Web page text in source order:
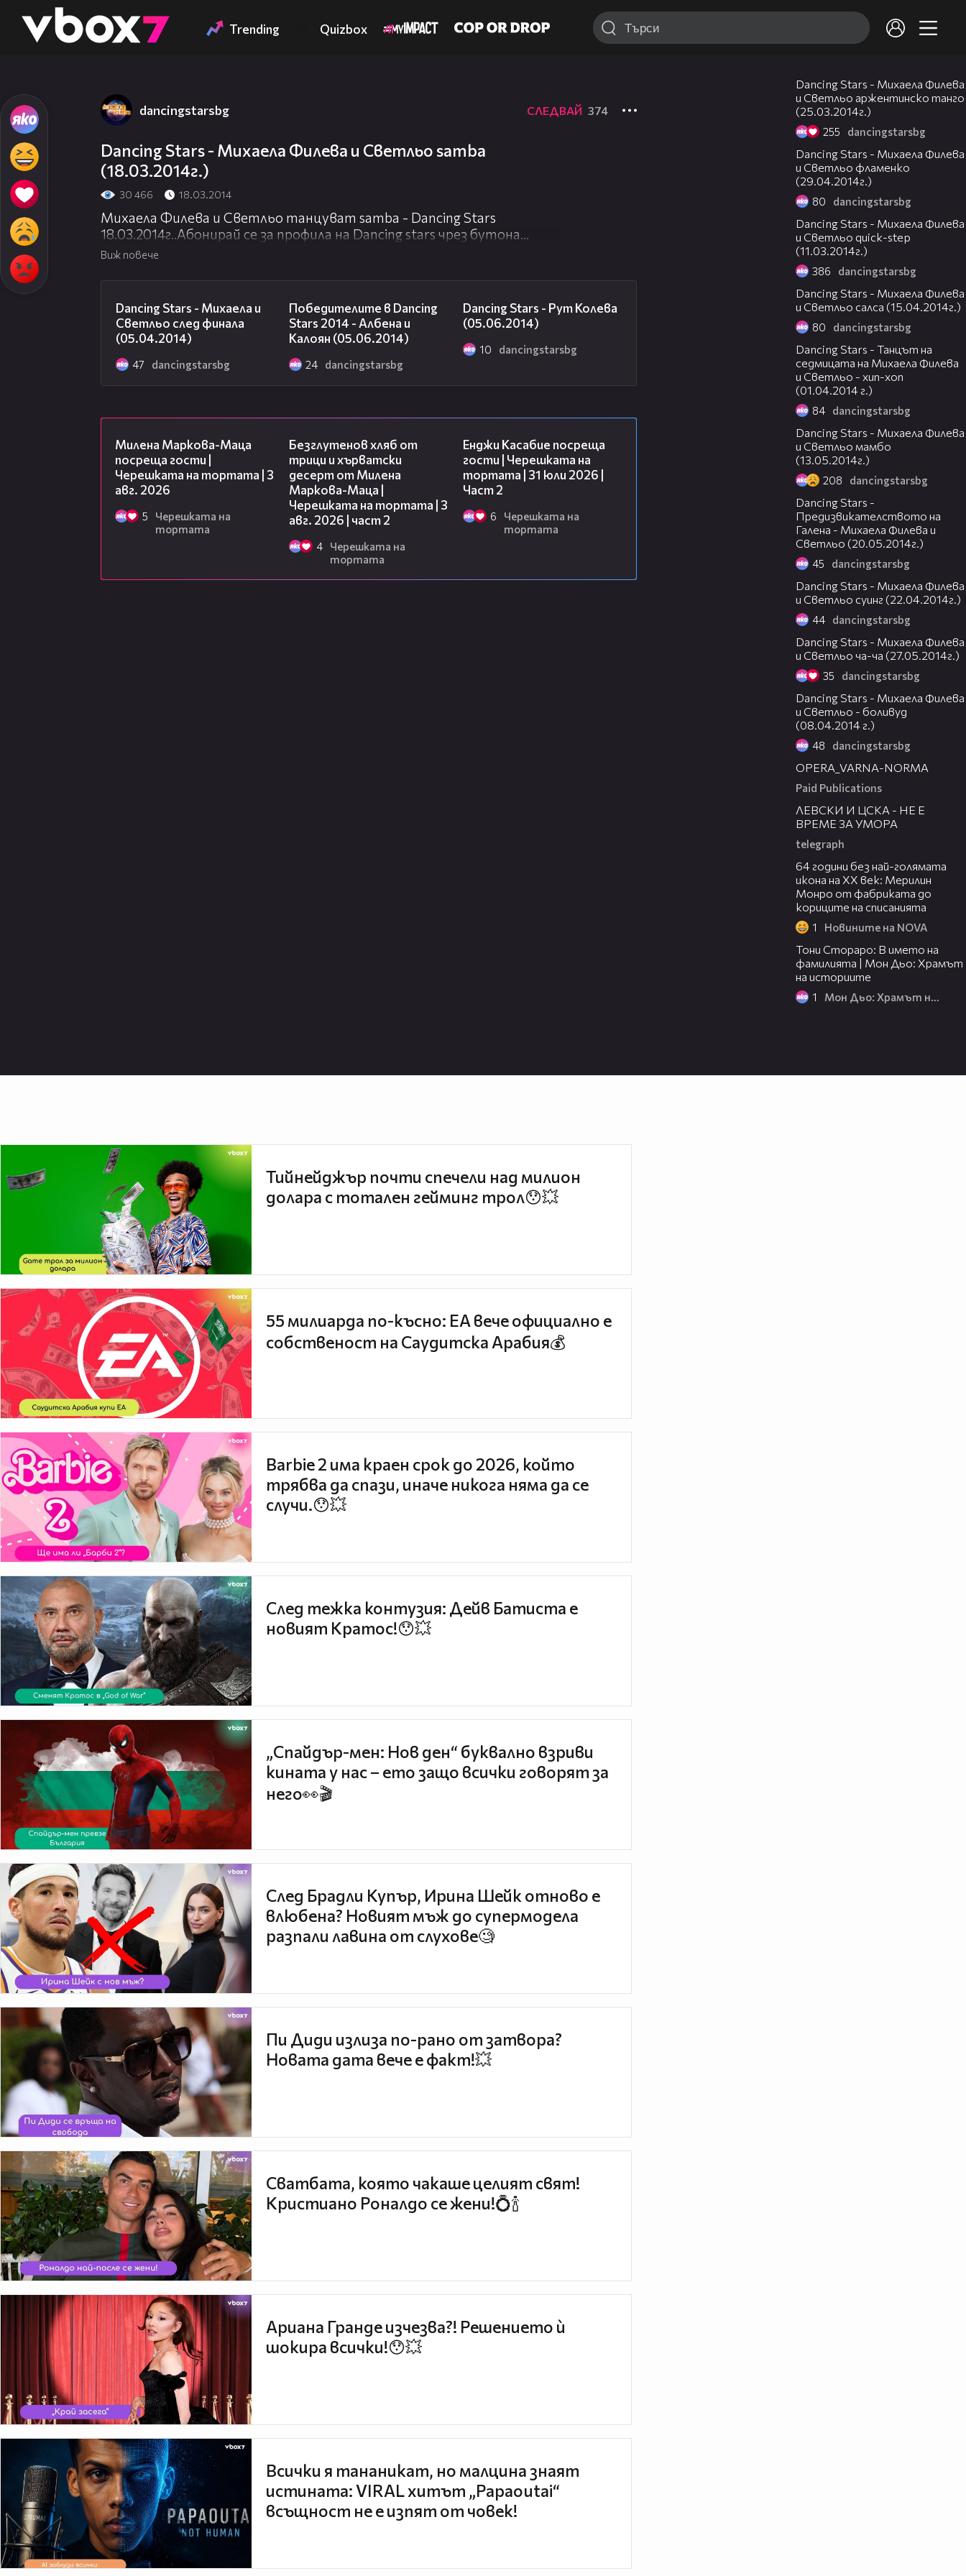
👾 Trending Quizbox
dancingstarsbg СЛЕДВАЙ 374
Dancing Stars - Михаела Филева и Светльо samba
(18.03.2014г.)
30 466 18.03.2014
Михаела Филева и Светльо танцуват samba - Dancing Stars
18.03.2014г..Абонирай се за профила на Dancing stars чрез бутона
„Абонирам се” и не пропускай нито един танц и новина от
Виж повече
Dancing Stars - Михаела и
Светльо след финала
(05.04.2014)
47 dancingstarsbg
Победителите в Dancing
Stars 2014 - Албена и
Калоян (05.06.2014)
24 dancingstarsbg
Dancing Stars - Рут Колева
(05.06.2014)
10 dancingstarsbg
Милена Маркова-Маца
посреща гости |
Черешката на тортата | 3
авг. 2026
5
Черешката на
тортата
Безглутенов хляб от
трици и хърватски
десерт от Милена
Маркова-Маца |
Черешката на тортата | 3
авг. 2026 | част 2
4
Черешката на
тортата
Енджи Касабие посреща
гости | Черешката на
тортата | 31 юли 2026 |
Част 2
6
Черешката на
тортата
Dancing Stars - Михаела Филева
и Светльо аржентинско танго
(25.03.2014г.)
255 dancingstarsbg
Dancing Stars - Михаела Филева
и Светльо фламенко
(29.04.2014г.)
80 dancingstarsbg
Dancing Stars - Михаела Филева
и Светльо quick-step
(11.03.2014г.)
386 dancingstarsbg
Dancing Stars - Михаела Филева
и Светльо салса (15.04.2014г.)
80 dancingstarsbg
Dancing Stars - Танцът на
седмицата на Михаела Филева
и Светльо - хип-хоп
(01.04.2014 г.)
84 dancingstarsbg
Dancing Stars - Михаела Филева
и Светльо мамбо
(13.05.2014г.)
208 dancingstarsbg
Dancing Stars -
Предизвикателството на
Галена - Михаела Филева и
Светльо (20.05.2014г.)
45 dancingstarsbg
Dancing Stars - Михаела Филева
и Светльо суинг (22.04.2014г.)
44 dancingstarsbg
Dancing Stars - Михаела Филева
и Светльо ча-ча (27.05.2014г.)
35 dancingstarsbg
Dancing Stars - Михаела Филева
и Светльо - боливуд
(08.04.2014 г.)
48 dancingstarsbg
OPERA_VARNA-NORMA
Paid Publications
ЛЕВСКИ И ЦСКА - НЕ Е
ВРЕМЕ ЗА УМОРА
telegraph
64 години без най-голямата
икона на XX век: Мерилин
Монро от фабриката до
кориците на списанията
1 Новините на NOVA
Тони Стораро: В името на
фамилията | Мон Дьо: Храмът
на историите
1 Мон Дьо: Храмът на историите
Тийнейджър почти спечели над милион
долара с тотален гейминг трол😯💥
55 милиарда по-късно: EA вече официално е
собственост на Саудитска Арабия💰
Barbie 2 има краен срок до 2026, който
трябва да спази, иначе никога няма да се
случи.😯💥
След тежка контузия: Дейв Батиста е
новият Кратос!😯💥
„Спайдър-мен: Нов ден“ буквално взриви
кината у нас – ето защо всички говорят за
него👀🎬
След Брадли Купър, Ирина Шейк отново е
влюбена? Новият мъж до супермодела
разпали лавина от слухове🧐
Пи Диди излиза по-рано от затвора?
Новата дата вече е факт!💥
Сватбата, която чакаше целият свят!
Кристиано Роналдо се жени!💍🍾
Ариана Гранде изчезва?! Решението ѝ
шокира всички!😯💥
Всички я тананикат, но малцина знаят
истината: VIRAL хитът „Papaoutai“
всъщност не е изпят от човек!